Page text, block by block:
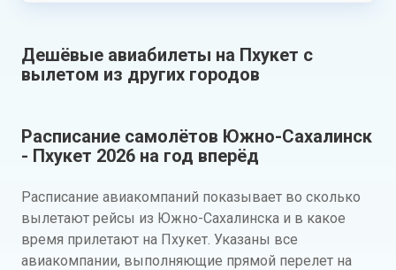
Дешёвые авиабилеты на Пхукет с
вылетом из других городов
Расписание самолётов Южно-Сахалинск
- Пхукет 2026 на год вперёд
Расписание авиакомпаний показывает во сколько
вылетают рейсы из Южно-Сахалинска и в какое
время прилетают на Пхукет. Указаны все
авиакомпании, выполняющие прямой перелет на